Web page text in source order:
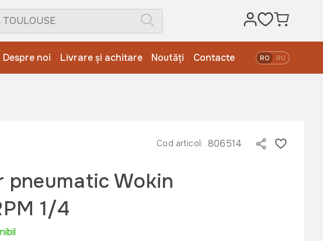
Despre noi Livrare și achitare Noutăți Contacte RO RU
Cod articol: 806514
pneumatic Wokin
1/4